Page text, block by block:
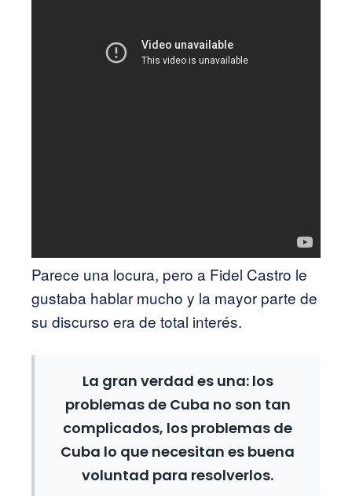
Parece una locura, pero a Fidel Castro le
gustaba hablar mucho y la mayor parte de
su discurso era de total interés.
La gran verdad es una: los
problemas de Cuba no son tan
complicados, los problemas de
Cuba lo que necesitan es buena
voluntad para resolverlos.